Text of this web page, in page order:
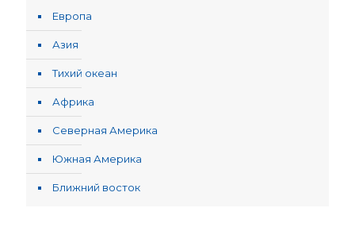
Европа
Азия
Тихий океан
Африка
Северная Америка
Южная Америка
Ближний восток